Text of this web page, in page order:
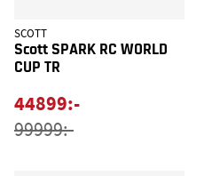
SCOTT
Scott SPARK RC WORLD
CUP TR
44899:-
99999:-